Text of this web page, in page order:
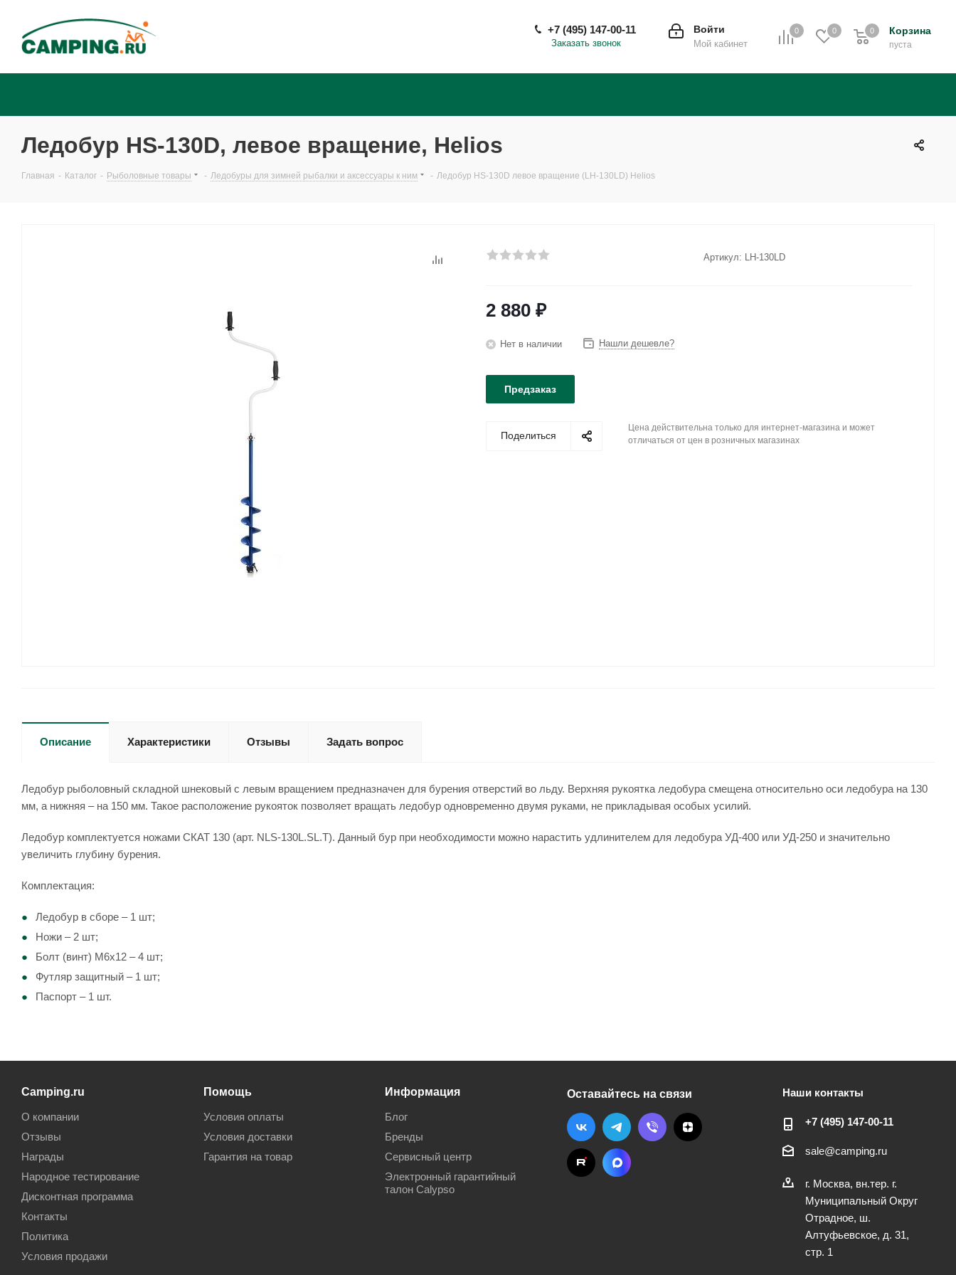
0 0 Корзина
0
пуста
0
Войти
Мой кабинет
+7 (495) 147-00-11
Заказать звонок
Ледобур HS-130D, левое вращение, Helios
Главная - Каталог - Рыболовные товары - Ледобуры для зимней рыбалки и аксессуары к ним - Ледобур HS-130D левое вращение (LH-130LD) Helios
Артикул: LH-130LD
2 880 ₽
Нет в наличии Нашли дешевле?
Предзаказ
Поделиться
Цена действительна только для интернет-магазина и может
отличаться от цен в розничных магазинах
Описание Характеристики Отзывы Задать вопрос
Ледобур рыболовный складной шнековый c левым вращением предназначен для бурения отверстий во льду. Верхняя рукоятка ледобура смещена относительно оси ледобура на 130
мм, а нижняя – на 150 мм. Такое расположение рукояток позволяет вращать ледобур одновременно двумя руками, не прикладывая особых усилий.
Ледобур комплектуется ножами СКАТ 130 (арт. NLS-130L.SL.T). Данный бур при необходимости можно нарастить удлинителем для ледобура УД-400 или УД-250 и значительно
увеличить глубину бурения.
Комплектация:
Ледобур в сборе – 1 шт;
Ножи – 2 шт;
Болт (винт) М6х12 – 4 шт;
Футляр защитный – 1 шт;
Паспорт – 1 шт.
Camping.ru
О компании
Отзывы
Награды
Народное тестирование
Дисконтная программа
Контакты
Политика
Условия продажи
Помощь
Условия оплаты
Условия доставки
Гарантия на товар
Информация
Блог
Бренды
Сервисный центр
Электронный гарантийный
талон Calypso
Оставайтесь на связи Наши контакты
+7 (495) 147-00-11
sale@camping.ru
г. Москва, вн.тер. г.
Муниципальный Округ
Отрадное, ш.
Алтуфьевское, д. 31,
стр. 1